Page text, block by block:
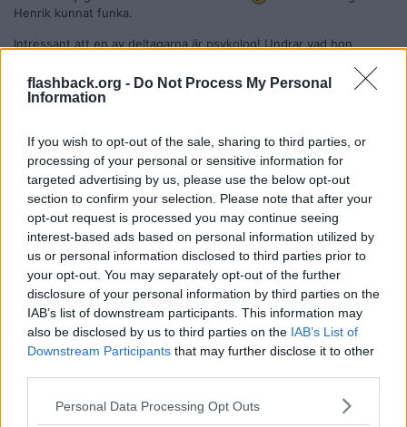
flashback.org - Do Not Process My Personal
Information
If you wish to opt-out of the sale, sharing to third parties, or
processing of your personal or sensitive information for
targeted advertising by us, please use the below opt-out
section to confirm your selection. Please note that after your
opt-out request is processed you may continue seeing
interest-based ads based on personal information utilized by
us or personal information disclosed to third parties prior to
your opt-out. You may separately opt-out of the further
disclosure of your personal information by third parties on the
IAB’s list of downstream participants. This information may
also be disclosed by us to third parties on the IAB’s List of
Downstream Participants that may further disclose it to other
Personal Data Processing Opt Outs
Henrik kunnat funka.
Intressant att en av deltagarna är psykolog! Undrar vad hon
analyser!
Imorgon släpps första avsnittet 💃
2026-04-02, 18:37
avocado88
Medlem
Reg: Mar 2026
Citat:
Ursprungligen postat avSpider-Girl
Jag tycker inte att någon direkt föll mig i smaken (fast det är
ju inte heller jag som ska matchas &#129315
men
stilmässigt hade Henrik kunnat funka.
Intressant att en av deltagarna är psykolog! Undrar vad hon
kommer tycka om "experternas" matchningar, metoder och
analyser!
aha, är hon psykolog, trodde hon var sommelier heh